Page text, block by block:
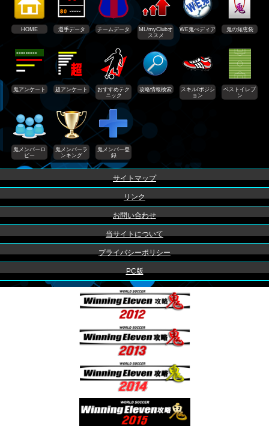
HOME 選手データ チームデータ
ML/myClubオ
ススメ
WE鬼ぺディア 鬼の知恵袋
鬼アンケート 超アンケート
おすすめテク
ニック
攻略情報検索
スキル/ポジシ
ョン
ベストイレブ
ン
鬼メンバーロ
ビー
鬼メンバーラ
ンキング
鬼メンバー登
録
サイトマップ
リンク
お問い合わせ
当サイトについて
プライバシーポリシー
PC版